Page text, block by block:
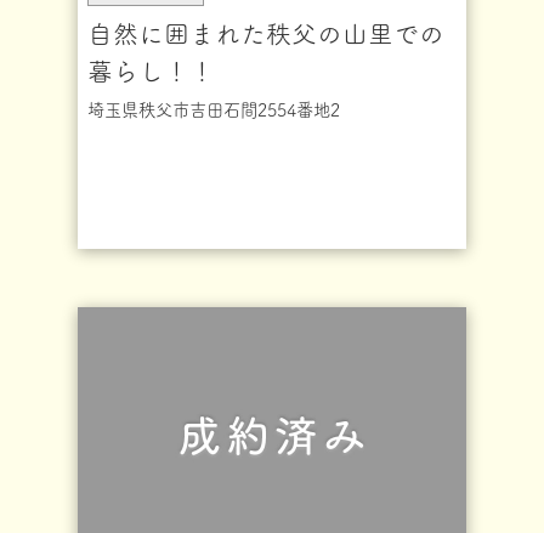
自然に囲まれた秩父の山里での
暮らし！！
埼玉県秩父市吉田石間2554番地2